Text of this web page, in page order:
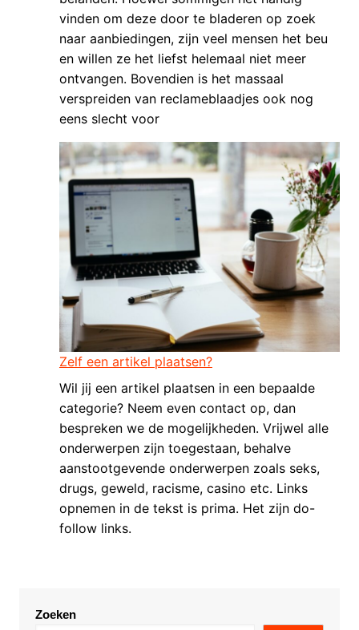
vinden om deze door te bladeren op zoek
naar aanbiedingen, zijn veel mensen het beu
en willen ze het liefst helemaal niet meer
ontvangen. Bovendien is het massaal
verspreiden van reclameblaadjes ook nog
eens slecht voor
Zelf een artikel plaatsen?
Wil jij een artikel plaatsen in een bepaalde
categorie? Neem even contact op, dan
bespreken we de mogelijkheden. Vrijwel alle
onderwerpen zijn toegestaan, behalve
aanstootgevende onderwerpen zoals seks,
drugs, geweld, racisme, casino etc. Links
opnemen in de tekst is prima. Het zijn do-
follow links.
Zoeken